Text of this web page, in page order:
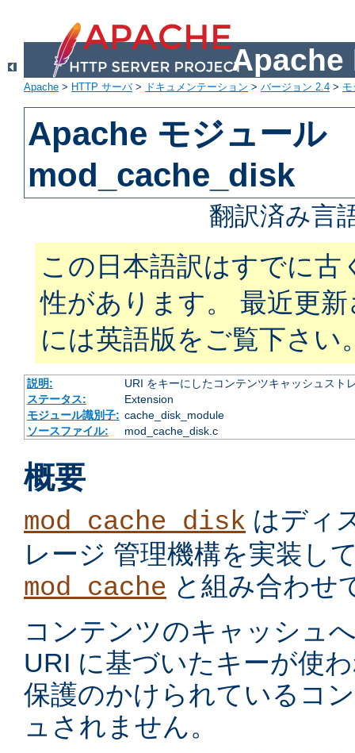
Apache
Apache > HTTP サーバ> ドキュメンテーション > バージョン 2.4 >
Apache モジュール
mod_cache_disk
翻訳済み言
この日本語訳はすでに古
性があります。 最近更
には英語版をご覧下さい
説明:
URI をキーにしたコンテンツキャッシュスト
ステータス:
Extension
モジュール識別子: cache_disk_module
ソースファイル:
mod_cache_disk.c
概要
mod_cache_disk はディ
レージ 管理機構を実装し
mod_cache と組み合わせ
コンテンツのキャッシュ
URI に基づいたキーが使
保護のかけられているコ
ュされません。